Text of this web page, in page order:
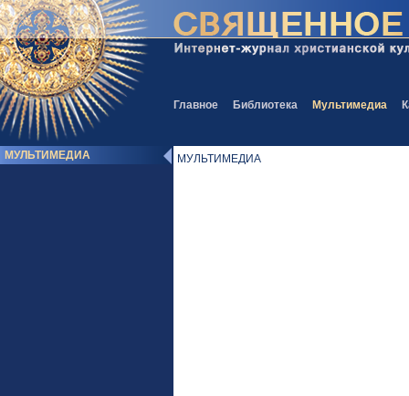
Главное Библиотека Мультимедиа
МУЛЬТИМЕДИА МУЛЬТИМЕДИА